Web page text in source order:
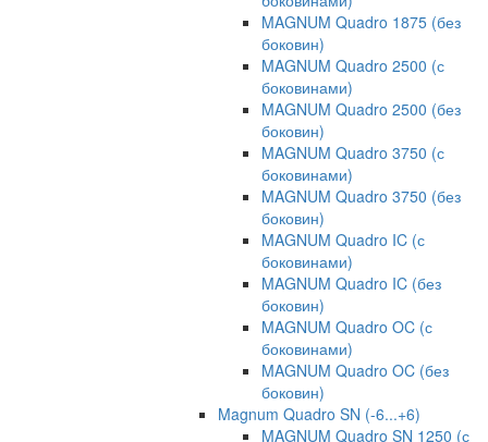
MAGNUM Quadro 1875 (без
боковин)
MAGNUM Quadro 2500 (с
боковинами)
MAGNUM Quadro 2500 (без
боковин)
MAGNUM Quadro 3750 (с
боковинами)
MAGNUM Quadro 3750 (без
боковин)
MAGNUM Quadro IC (с
боковинами)
MAGNUM Quadro IC (без
боковин)
MAGNUM Quadro OC (с
боковинами)
MAGNUM Quadro OC (без
боковин)
Magnum Quadro SN (-6...+6)
MAGNUM Quadro SN 1250 (с